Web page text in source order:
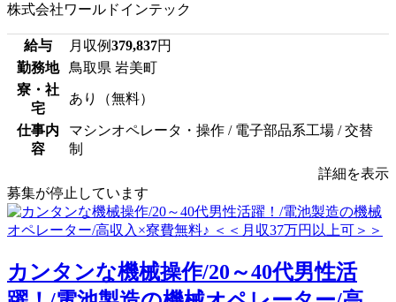
株式会社ワールドインテック
給与 月収例379,837円
勤務地
鳥取県 岩美町
寮・社
宅
あり（無料）
仕事内
容
マシンオペレータ・操作 / 電子部品系工場 / 交替
制
詳細を表示
募集が停止しています
カンタンな機械操作/20～40代男性活